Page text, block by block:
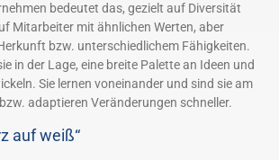
bedeutet das, gezielt auf Diversität
Mitarbeiter mit ähnlichen Werten, aber
bzw. unterschiedlichem Fähigkeiten.
in der Lage, eine breite Palette an Ideen und
Sie lernen voneinander und sind sie am
adaptieren Veränderungen schneller.
auf weiß“